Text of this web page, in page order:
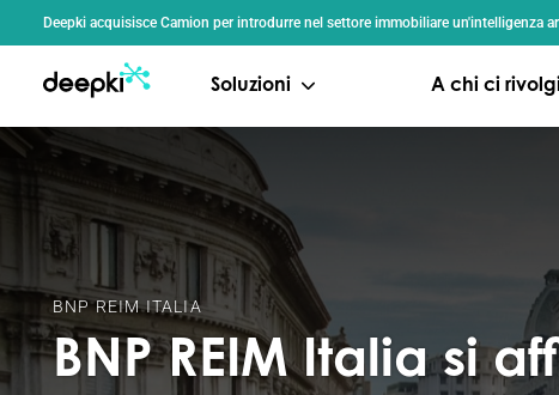
Deepki acquisisce Camion per introdurre nel settore immobiliare un'intelligenza
Soluzioni A chi ci
BNP REIM ITALIA
BNP REIM Italia si
Pannello di gestione dei cookies